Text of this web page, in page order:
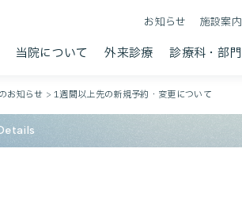
お知らせ 施設案内
当院について 外来診療 診療科・部門
お知らせ >1週間以上先の新規予約・変更について